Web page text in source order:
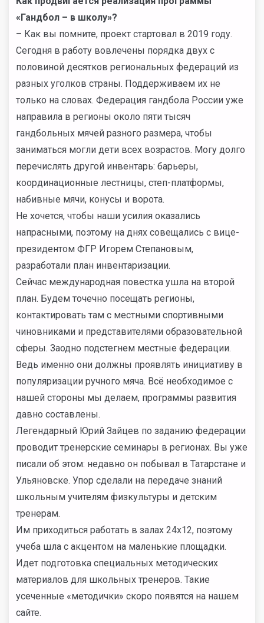
«Гандбол – в школу»?
– Как вы помните, проект стартовал в 2019 году.
Сегодня в работу вовлечены порядка двух с
половиной десятков региональных федераций из
разных уголков страны. Поддерживаем их не
только на словах. Федерация гандбола России уже
направила в регионы около пяти тысяч
гандбольных мячей разного размера, чтобы
заниматься могли дети всех возрастов. Могу долго
перечислять другой инвентарь: барьеры,
координационные лестницы, степ-платформы,
набивные мячи, конусы и ворота.
Не хочется, чтобы наши усилия оказались
напрасными, поэтому на днях совещались с вице-
президентом ФГР Игорем Степановым,
разработали план инвентаризации.
Сейчас международная повестка ушла на второй
план. Будем точечно посещать регионы,
контактировать там с местными спортивными
чиновниками и представителями образовательной
сферы. Заодно подстегнем местные федерации.
Ведь именно они должны проявлять инициативу в
популяризации ручного мяча. Всё необходимое с
нашей стороны мы делаем, программы развития
давно составлены.
Легендарный Юрий Зайцев по заданию федерации
проводит тренерские семинары в регионах. Вы уже
писали об этом: недавно он побывал в Татарстане и
Ульяновске. Упор сделали на передаче знаний
школьным учителям физкультуры и детским
тренерам.
Им приходиться работать в залах 24х12, поэтому
учеба шла с акцентом на маленькие площадки.
Идет подготовка специальных методических
материалов для школьных тренеров. Такие
усеченные «методички» скоро появятся на нашем
сайте.